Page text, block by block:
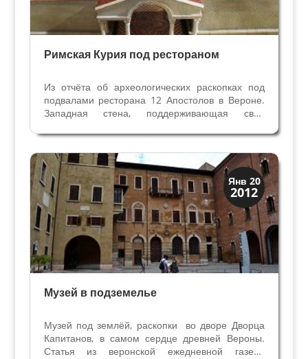
Римская Курия под рестораном
Из отчёта об археологических раскопках под
подвалами ресторана 12 Апостолов в Вероне.
Западная стена, поддерживающая свод
опирается на пьедистал массивного
общественного здания римской эпохи из камня
Вальполичеллы. На этом...
Янв 20
2012
Археология
История
Музей в подземелье
Музей под землёй, раскопки во дворе Дворца
Капитанов, в самом сердце древней Вероны.
Статья из веронской ежедневной газеты